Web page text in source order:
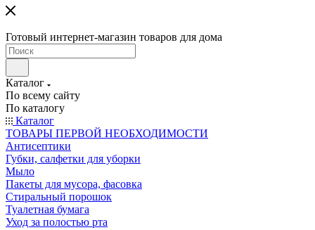
Готовый интернет-магазин товаров для дома
Каталог
По всему сайту
По каталогу
Каталог
ТОВАРЫ ПЕРВОЙ НЕОБХОДИМОСТИ
Антисептики
Губки, салфетки для уборки
Мыло
Пакеты для мусора, фасовка
Стиральный порошок
Туалетная бумага
Уход за полостью рта